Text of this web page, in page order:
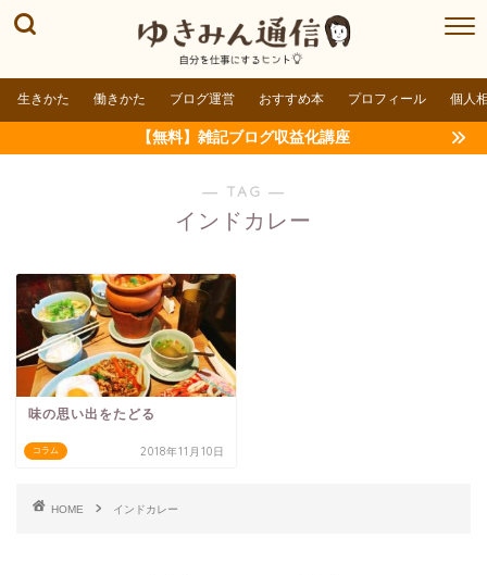
生きかた 働きかた ブログ運営 おすすめ本 プロフィール 個人
【無料】雑記ブログ収益化講座
― TAG ―
インドカレー
コラム
味の思い出をたどる
2018年11月10日
HOME インドカレー